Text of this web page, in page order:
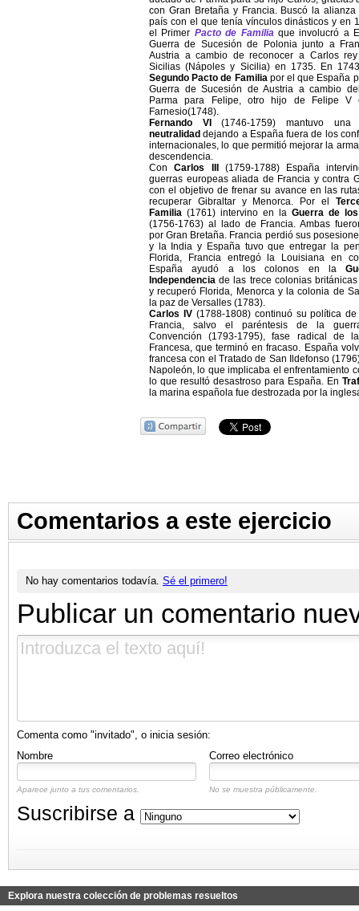
con Gran Bretaña y Francia. Buscó la alianza
país con el que tenía vínculos dinásticos y en
el Primer Pacto de Familiaque involucró a
Guerra de Sucesión de Polonia junto a
Austria a cambio de reconocer a Carlos
Sicilias (Nápoles y Sicilia) en 1735. En
Segundo Pacto de Familiapor el que España
Guerra de Sucesión de Austria a cambio
Parma para Felipe, otro hijo de Felipe V
Farnesio(1748).
Fernando VI(1746-1759) mantuvo
neutralidad dejando a España fuera de los
internacionales, lo que permitió mejorar la
descendencia.
ConCarlos III
(1759-1788) España
guerras europeas aliada de Francia y contra
con el objetivo de frenar su avance en las
recuperar Gibraltar y Menorca. Por el
Familia (1761) intervino en la Guerra de
(1756-1763) al lado de Francia. Ambas
por Gran Bretaña. Francia perdió sus
y la India y España tuvo que entregar la
Florida, Francia entregó la Louisiana en
España ayudó a los colonos en la
Independencia de las trece colonias
y recuperó Florida, Menorca y la colonia de
la paz de Versalles (1783).
Carlos IV(1788-1808) continuó su política de
Francia, salvo el paréntesis de la
Convención (1793-1795), fase radical de
Francesa, que terminó en fracaso. España
francesa con el Tratado de San Ildefonso
Napoleón, lo que implicaba el enfrentamiento
lo que resultó desastroso para España. En
la marina española fue destrozada por la
Comentarios a este ejercicio
No hay comentarios todavía. Sé el primero!
Publicar un comentario
Comenta como "invitado", o inicia sesión:
Nombre
Correo electrónico
Aparece junto a tus comentarios. No se muestra públicamente.
Suscribirse a
Explora nuestra colección de problemas resueltos